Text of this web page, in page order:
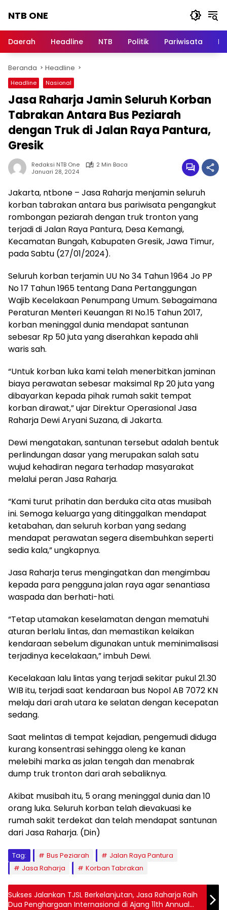
NTB ONE
dan
Berita
Lombok
Daerah Headline NTB Politik Pariwisata
Beranda Headline
Headline Nasional
Jasa Raharja Jamin Seluruh Korban
Tabrakan Antara Bus Peziarah
dengan Truk di Jalan Raya Pantura,
Gresik
Redaksi NTB One
2 Min Baca
Januari 28, 2024
Jakarta, ntbone – Jasa Raharja menjamin seluruh
korban tabrakan antara bus pariwisata pengangkut
rombongan peziarah dengan truk tronton yang
terjadi di Jalan Raya Pantura, Desa Kemangi,
Kecamatan Bungah, Kabupaten Gresik, Jawa Timur,
pada Sabtu (27/01/2024).
Seluruh korban terjamin UU No 34 Tahun 1964 Jo PP
No 17 Tahun 1965 tentang Dana Pertanggungan
Wajib Kecelakaan Penumpang Umum. Sebagaimana
Peraturan Menteri Keuangan RI No.15 Tahun 2017,
korban meninggal dunia mendapat santunan
sebesar Rp 50 juta yang diserahkan kepada ahli
waris sah.
“Untuk korban luka kami telah menerbitkan jaminan
biaya perawatan sebesar maksimal Rp 20 juta yang
dibayarkan kepada pihak rumah sakit tempat
korban dirawat,” ujar Direktur Operasional Jasa
Raharja Dewi Aryani Suzana, di Jakarta.
Dewi mengatakan, santunan tersebut adalah bentuk
perlindungan dasar yang merupakan salah satu
wujud kehadiran negara terhadap masyarakat
melalui peran Jasa Raharja.
“Kami turut prihatin dan berduka cita atas musibah
ini. Semoga keluarga yang ditinggalkan mendapat
ketabahan, dan seluruh korban yang sedang
mendapat perawatan segera disembuhkan seperti
sedia kala,” ungkapnya.
Jasa Raharja terus mengingatkan dan mengimbau
kepada para pengguna jalan raya agar senantiasa
waspada dan berhati-hati.
“Tetap utamakan keselamatan dengan mematuhi
aturan berlalu lintas, dan memastikan kelaikan
kendaraan sebelum digunakan untuk meminimalisasi
terjadinya kecelakaan,” imbuh Dewi.
Kecelakaan lalu lintas yang terjadi sekitar pukul 21.30
WIB itu, terjadi saat kendaraan bus Nopol AB 7072 KN
melaju dari arah utara ke selatan dengan kecepatan
sedang.
Saat melintas di tempat kejadian, pengemudi diduga
kurang konsentrasi sehingga oleng ke kanan
melebihi marka as jalan tengah dan menabrak
dump truk tronton dari arah sebaliknya.
Akibat musibah itu, 5 orang meninggal dunia dan 10
orang luka. Seluruh korban telah dievakuasi ke
rumah sakit terdekat dan telah mendapat santunan
dari Jasa Raharja. (Din)
Tag: Bus Peziarah
Jalan Raya Pantura
Jasa Raharja
Korban Tabrakan
Sukses Jalankan TJSL Berkelanjutan, Jasa Raharja Raih
Dua Penghargaan Internasional di Ajang 11th Annual